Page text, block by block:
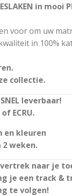
in mooi
voor om uw
in 100%
collectie.
SNEL leverbaar!
ECRU.
en kleuren
2 weken.
naar je
je een track &
te volgen!